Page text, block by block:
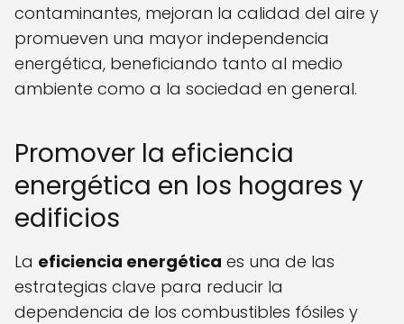
contaminantes, mejoran la calidad del aire y
promueven una mayor independencia
energética, beneficiando tanto al medio
ambiente como a la sociedad en general.
Promover la eficiencia
energética en los hogares y
edificios
La eficiencia energética es una de las
estrategias clave para reducir la
dependencia de los combustibles fósiles y